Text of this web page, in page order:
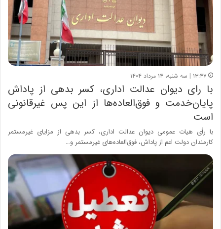
۱۳:۴۷ | سه شنبه، ۱۴ مرداد ۱۴۰۴
با رای دیوان عدالت اداری، کسر بدهی از پاداش
پایان‌خدمت و فوق‌العاده‌ها از این پس غیرقانونی
است
با رأی هیات عمومی دیوان عدالت اداری، کسر بدهی از مزایای غیرمستمر
کارمندان دولت اعم از پاداش، فوق‌العاده‌های غیرمستمر و…